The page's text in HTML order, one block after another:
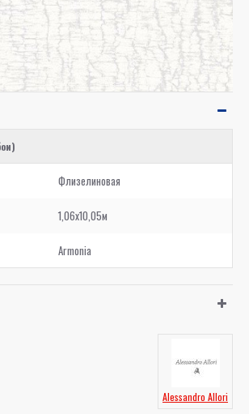
Флизелиновая
1,06x10,05м
Armonia
Alessandro Allori